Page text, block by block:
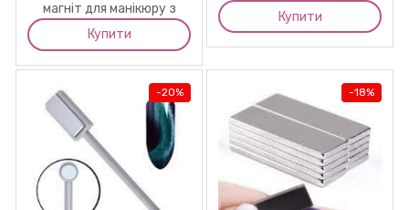
магніт для манікюру з
лампою
Купити
манікюру.
Купити
-20% -18%